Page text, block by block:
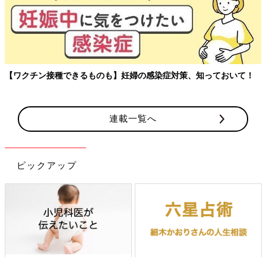
【ワクチン接種できるものも】妊婦の感染症対策、知っておいて！
連載一覧へ
ピックアップ